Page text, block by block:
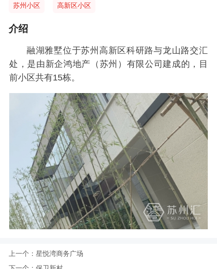
苏州小区 高新区小区
介绍
融湖雅墅位于苏州高新区科研路与龙山路交汇
处，是由新企鸿地产（苏州）有限公司建成的，目
前小区共有15栋。
上一个： 星悦湾商务广场